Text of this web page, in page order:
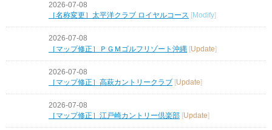
2026-07-08
［名称変更］太平洋クラブ ロイヤルコース [Modify]
2026-07-08
［マップ修正］ＰＧＭゴルフリゾート沖縄 [Update]
2026-07-08
［マップ修正］高萩カントリークラブ [Update]
2026-07-08
［マップ修正］江戸崎カントリー倶楽部 Update